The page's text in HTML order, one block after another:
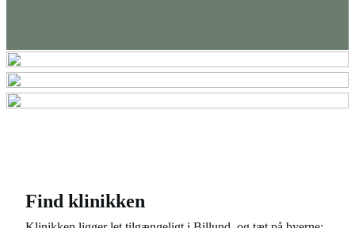
Find klinikken